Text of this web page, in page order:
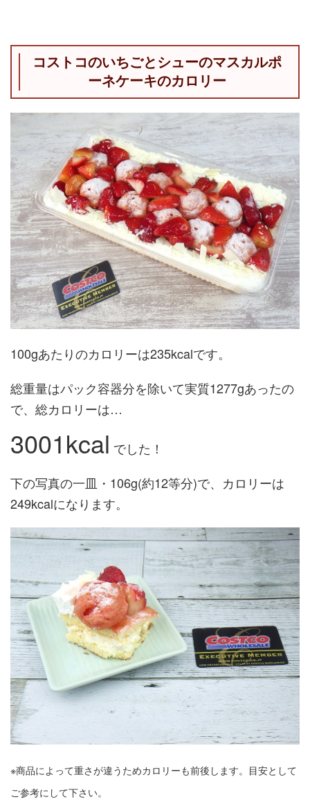
コストコのいちごとシューのマスカルポ
ーネケーキのカロリー
100gあたりのカロリーは235kcalです。
総重量はパック容器分を除いて実質1277gあったの
で、総カロリーは…
3001kcal でした！
下の写真の一皿・106g(約12等分)で、カロリーは
249kcalになります。
※商品によって重さが違うためカロリーも前後します。目安として
ご参考にして下さい。